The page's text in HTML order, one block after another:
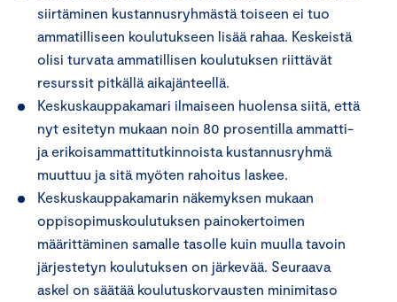
siirtäminen kustannusryhmästä toiseen ei tuo
ammatilliseen koulutukseen lisää rahaa. Keskeistä
olisi turvata ammatillisen koulutuksen riittävät
resurssit pitkällä aikajänteellä.
Keskuskauppakamari ilmaiseen huolensa siitä, että
nyt esitetyn mukaan noin 80 prosentilla ammatti-
ja erikoisammattitutkinnoista kustannusryhmä
muuttuu ja sitä myöten rahoitus laskee.
Keskuskauppakamarin näkemyksen mukaan
oppisopimuskoulutuksen painokertoimen
määrittäminen samalle tasolle kuin muulla tavoin
järjestetyn koulutuksen on järkevää. Seuraava
askel on säätää koulutuskorvausten minimitaso